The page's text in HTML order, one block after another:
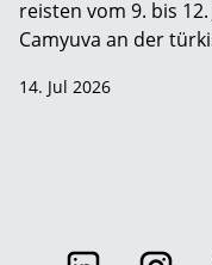
reisten vom 9. bis
Camyuva an der
14. Jul 2026